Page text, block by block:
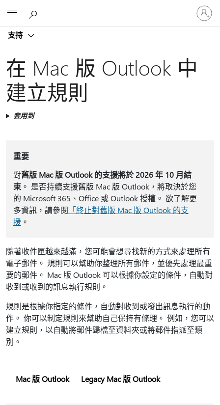
支持
登
入
您
在 Mac 版 Outlook 中
建立規則
套用到
重要
對舊版 Mac 版 Outlook 的支援將於 2026 年 10 月結
束。 是否持續支援舊版 Mac 版 Outlook，將取決於您
的 Microsoft 365、Office 或 Outlook 授權。 欲了解更
多資訊，請參閱 「終止對舊版 Mac 版 Outlook 的支
援。
隨著收件匣越來越滿，您可能會想尋找新的方式來處理所有
電子郵件。 規則可以幫助你整理所有郵件，並優先處理最重
要的郵件。 Mac 版 Outlook 可以根據你設定的條件，自動對
收到或收到的訊息執行規則。
規則是根據你指定的條件，自動對收到或發出訊息執行的動
作。 你可以制定規則來幫助自己保持有條理。 例如，您可以
建立規則，以自動將郵件歸檔至資料夾或將郵件指派至類
別。
Mac 版 Outlook Legacy Mac 版 Outlook